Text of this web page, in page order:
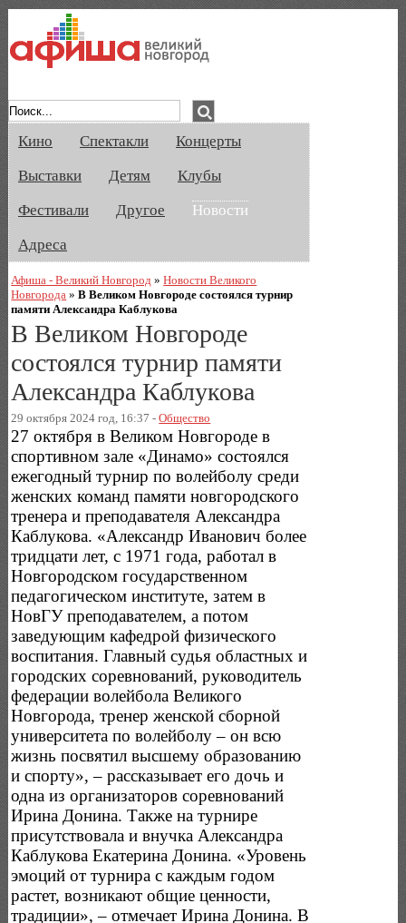
Кино Спектакли
Концерты
Выставки
Детям
Клубы
Фестивали
Другое
Новости
Адреса
Афиша - Великий Новгород »Новости Великого
Новгорода »В Великом Новгороде состоялся турнир
памяти Александра Каблукова
В Великом Новгороде
состоялся турнир памяти
Александра Каблукова
29 октября 2024 год, 16:37 -Общество
27 октября в Великом Новгороде в
спортивном зале «Динамо» состоялся
ежегодный турнир по волейболу среди
женских команд памяти новгородского
тренера и преподавателя Александра
Каблукова. «Александр Иванович более
тридцати лет, с 1971 года, работал в
Новгородском государственном
педагогическом институте, затем в
НовГУ преподавателем, а потом
заведующим кафедрой физического
воспитания. Главный судья областных и
городских соревнований, руководитель
федерации волейбола Великого
Новгорода, тренер женской сборной
университета по волейболу – он всю
жизнь посвятил высшему образованию
и спорту», – рассказывает его дочь и
одна из организаторов соревнований
Ирина Донина. Также на турнире
присутствовала и внучка Александра
Каблукова Екатерина Донина. «Уровень
эмоций от турнира с каждым годом
растет, возникают общие ценности,
традиции», – отмечает Ирина Донина. В